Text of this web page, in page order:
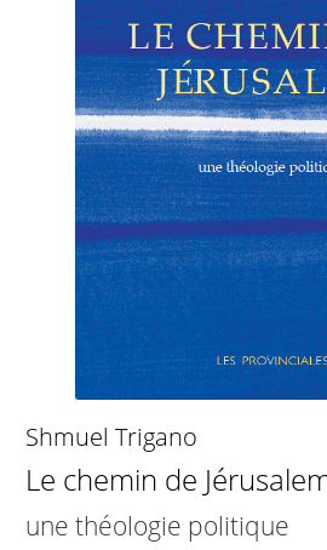
Shmuel Trigano
Le chemin de
une théologie politique